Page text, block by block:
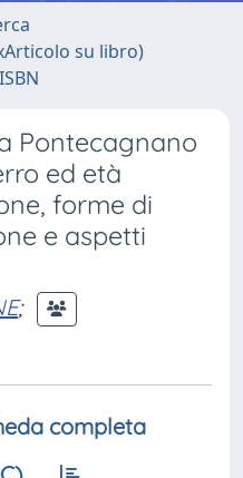
su libro)
Pontecagnano
ed età
forme di
e aspetti
;
completa